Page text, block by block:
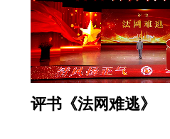
评书《法网难逃》